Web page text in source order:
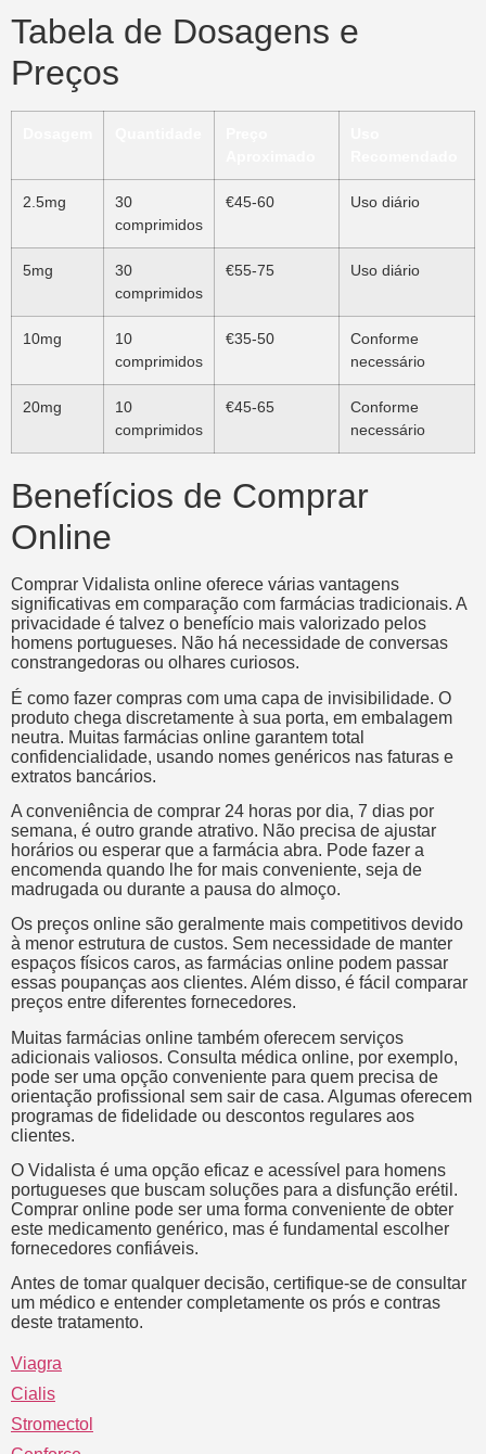
Tabela de Dosagens e
Preços
2.5mg
30
comprimidos
€45-60 Uso diário
5mg
30
comprimidos
€55-75 Uso diário
10mg
10
comprimidos
€35-50
Conforme
necessário
20mg
10
comprimidos
€45-65
Conforme
necessário
Benefícios de Comprar
Online
Comprar Vidalista online oferece várias vantagens
significativas em comparação com farmácias tradicionais. A
privacidade é talvez o benefício mais valorizado pelos
homens portugueses. Não há necessidade de conversas
constrangedoras ou olhares curiosos.
É como fazer compras com uma capa de invisibilidade. O
produto chega discretamente à sua porta, em embalagem
neutra. Muitas farmácias online garantem total
confidencialidade, usando nomes genéricos nas faturas e
extratos bancários.
A conveniência de comprar 24 horas por dia, 7 dias por
semana, é outro grande atrativo. Não precisa de ajustar
horários ou esperar que a farmácia abra. Pode fazer a
encomenda quando lhe for mais conveniente, seja de
madrugada ou durante a pausa do almoço.
Os preços online são geralmente mais competitivos devido
à menor estrutura de custos. Sem necessidade de manter
espaços físicos caros, as farmácias online podem passar
essas poupanças aos clientes. Além disso, é fácil comparar
preços entre diferentes fornecedores.
Muitas farmácias online também oferecem serviços
adicionais valiosos. Consulta médica online, por exemplo,
pode ser uma opção conveniente para quem precisa de
orientação profissional sem sair de casa. Algumas oferecem
programas de fidelidade ou descontos regulares aos
clientes.
O Vidalista é uma opção eficaz e acessível para homens
portugueses que buscam soluções para a disfunção erétil.
Comprar online pode ser uma forma conveniente de obter
este medicamento genérico, mas é fundamental escolher
fornecedores confiáveis.
Antes de tomar qualquer decisão, certifique-se de consultar
um médico e entender completamente os prós e contras
deste tratamento.
Viagra
Cialis
Stromectol